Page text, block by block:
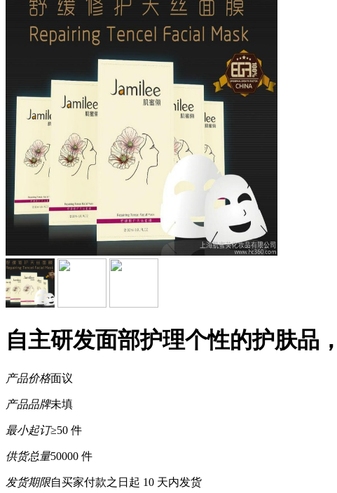
自主研发面部护理个性的护肤品
产品价格面议
产品品牌未填
最小起订≥50 件
供货总量50000 件
发货期限自买家付款之日起 10 天内发货